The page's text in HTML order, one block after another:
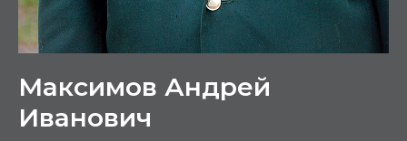
Максимов Андрей
Иванович